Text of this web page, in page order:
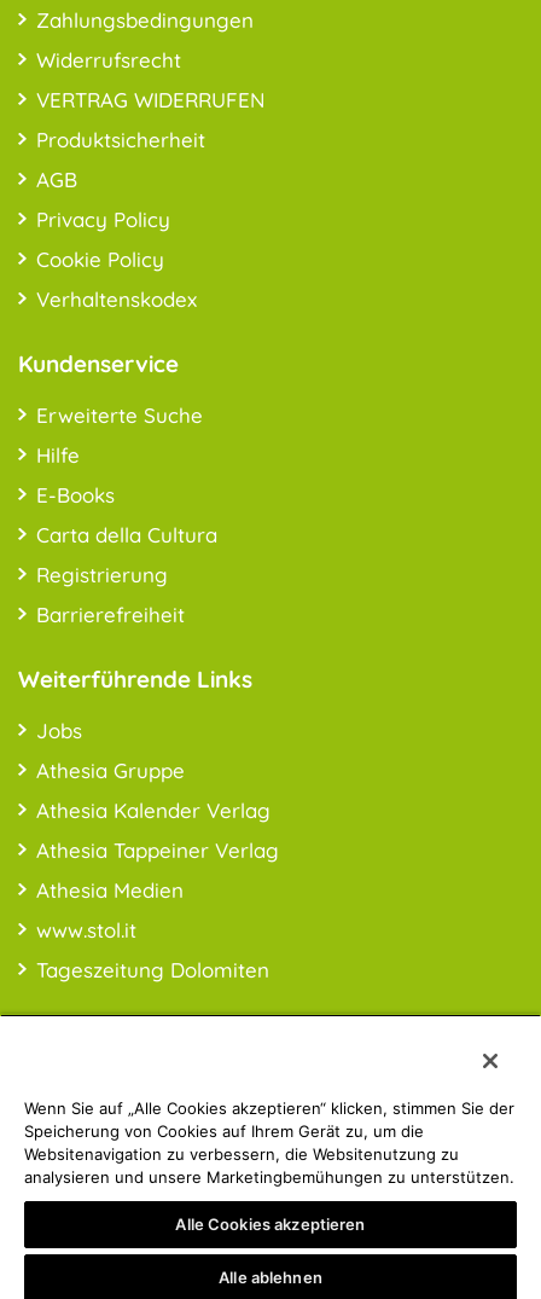
Zahlungsbedingungen
Widerrufsrecht
VERTRAG WIDERRUFEN
Produktsicherheit
AGB
Privacy Policy
Cookie Policy
Verhaltenskodex
Kundenservice
Erweiterte Suche
Hilfe
E-Books
Carta della Cultura
Registrierung
Barrierefreiheit
Weiterführende Links
Jobs
Athesia Gruppe
Athesia Kalender Verlag
Athesia Tappeiner Verlag
Athesia Medien
www.stol.it
Tageszeitung Dolomiten
PREISINFO:* Alle Preise inkl. MwSt., ggfl. zzgl. Versandkosten
Athesia Gruppe | © 2019 ATHESIA BUCH | MwSt.-Nr.:
IT00853860211
Privacy Policy
Impressum
Wenn Sie auf „Alle Cookies akzeptieren“ klicken, stimmen Sie der
Speicherung von Cookies auf Ihrem Gerät zu, um die
Websitenavigation zu verbessern, die Websitenutzung zu
analysieren und unsere Marketingbemühungen zu unterstützen.
Alle Cookies akzeptieren
Alle ablehnen